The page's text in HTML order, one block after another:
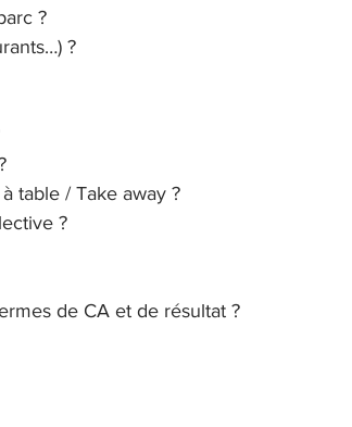
?
?
table / Take away ?
?
de CA et de résultat ?